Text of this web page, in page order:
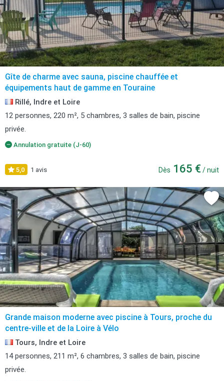
Gîte de charme avec sauna, piscine chauffée et
équipements haut de gamme en Touraine
Rillé, Indre et Loire
12 personnes, 220 m², 5 chambres, 3 salles de bain, piscine
privée.
Annulation gratuite (J-60)
5,0 1 avis Dès 165 € / nuit
Grande maison moderne avec piscine à Tours, proche du
centre-ville et de la Loire à Vélo
Tours, Indre et Loire
14 personnes, 211 m², 6 chambres, 3 salles de bain, piscine
privée.